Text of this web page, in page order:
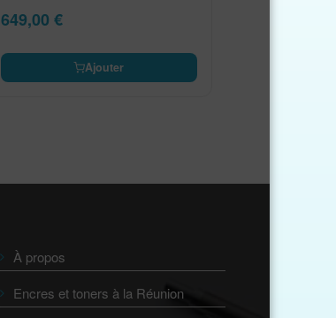
649,00 €
Ajouter
À propos
Encres et toners à la Réunion